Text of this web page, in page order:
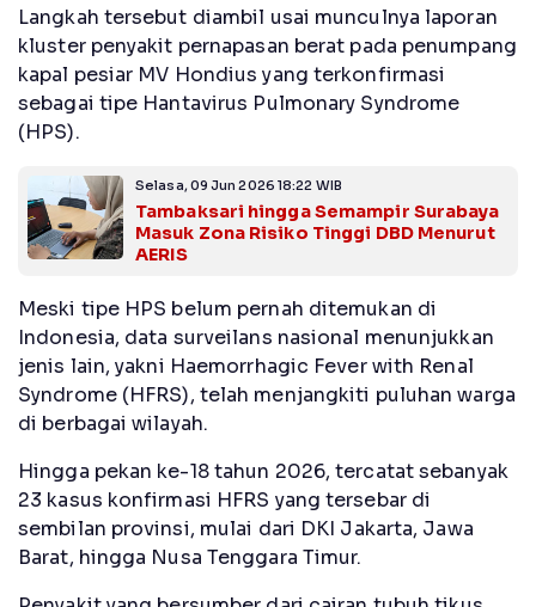
Langkah tersebut diambil usai munculnya laporan
kluster penyakit pernapasan berat pada penumpang
kapal pesiar MV Hondius yang terkonfirmasi
sebagai tipe Hantavirus Pulmonary Syndrome
(HPS).
Selasa, 09 Jun 2026 18:22 WIB
Tambaksari hingga Semampir Surabaya
Masuk Zona Risiko Tinggi DBD Menurut
AERIS
Meski tipe HPS belum pernah ditemukan di
Indonesia, data surveilans nasional menunjukkan
jenis lain, yakni Haemorrhagic Fever with Renal
Syndrome (HFRS), telah menjangkiti puluhan warga
di berbagai wilayah.
Hingga pekan ke-18 tahun 2026, tercatat sebanyak
23 kasus konfirmasi HFRS yang tersebar di
sembilan provinsi, mulai dari DKI Jakarta, Jawa
Barat, hingga Nusa Tenggara Timur.